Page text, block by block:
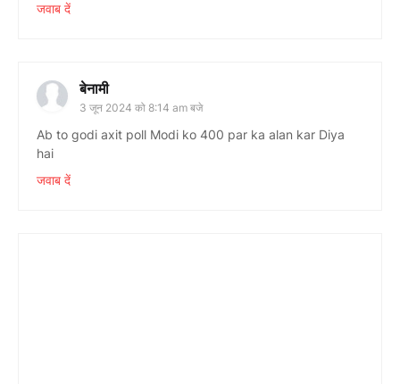
जवाब दें
बेनामी
3 जून 2024 को 8:14 am बजे
Ab to godi axit poll Modi ko 400 par ka alan kar Diya
hai
जवाब दें